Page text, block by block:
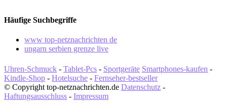
Häufige Suchbegriffe
www top-netznachrichten de
ungarn serbien grenze live
Uhren-Schmuck - Tablet-Pcs - Sportgeräte Smartphones-kaufen -
Kindle-Shop - Hotelsuche - Fernseher-bestseller
© Copyright top-netznachrichten.de Datenschutz -
Haftungsausschluss - Impressum